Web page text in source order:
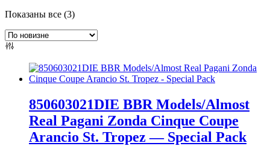
Показаны все (3)Сортировка:
недавние
850603021DIE BBR Models/Almost
Real Pagani Zonda Cinque Coupe
Arancio St. Tropez — Special Pack